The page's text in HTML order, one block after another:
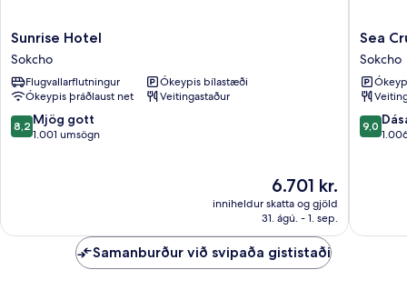
Sunrise
Hotel
Sokcho
Sunrise Hotel
Sokcho
Flugvallarflutningur
Ókeypis bílastæði
Ókeypis þráðlaust net
Veitingastaður
8.2
af
8,2 Mjög gott
1.001 umsögn
Verðið
er
6.701 kr.
6.701 kr.
inniheldur skatta og gjöld
31. ágú. - 1. sep.
Sea
Cruise
Hotel
Sokcho
Sea
Sokcho
9.0
af
9,0
Samanburður við svipaða gististaði